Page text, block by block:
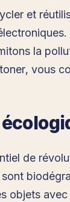
et
la
vous
de
objets